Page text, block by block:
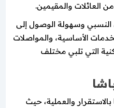
العائلات والمقيمين.
النسبي وسهولة الوصول إلى
الأساسية، والمواصلات
التي تلبي مختلف
والعملية، حيث